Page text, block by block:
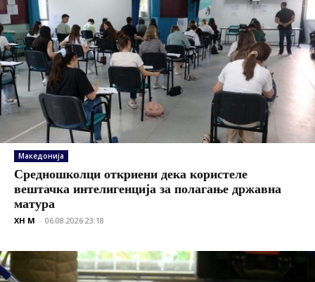
Македонија
Средношколци откриени дека користеле
вештачка интелигенција за полагање државна
матура
XH M - 06.08.2026 23:18